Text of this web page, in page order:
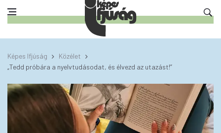
Képes Ifjúság
Közélet
„Tedd próbára a nyelvtudásodat, és élvezd az utazást!”